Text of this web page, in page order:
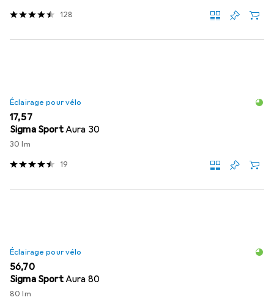
128
Éclairage pour vélo
EUR
17,57
Sigma SportAura 30
30 lm
19
Éclairage pour vélo
EUR
56,70
Sigma SportAura 80
80 lm